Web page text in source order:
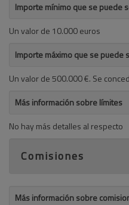
Importe mínimo que se puede
Un valor de 10.000 euros
Importe máximo que se puede
Un valor de 500.000 €. Se
Más información sobre límites
No hay más detalles al respecto
Comisiones
Más información sobre